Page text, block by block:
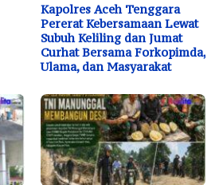
Kapolres Aceh Tenggara
Pererat Kebersamaan Lewat
Subuh Keliling dan Jumat
Curhat Bersama Forkopimda,
Ulama, dan Masyarakat